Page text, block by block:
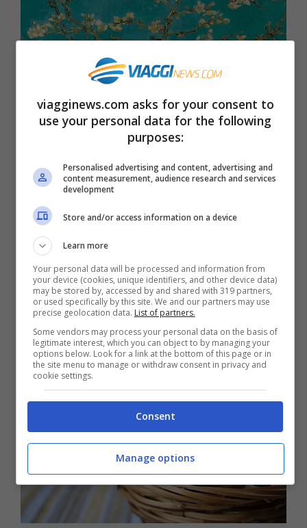
Arte | Van Gogh, Genio e
Sregolatezza a Roma
Genio e sregolatezza al Vittoriano di
Roma. Il famoso complesso museale
romano ospita da venerdì 8 ottobre
2010 ...
14 Ottobre 2010
viagginews.com asks for your consent to
use your personal data for the following
purposes:
Personalised advertising and content, advertising and
content measurement, audience research and services
development
Store and/or access information on a device
Learn more
Your personal data will be processed and information from
your device (cookies, unique identifiers, and other device data)
may be stored by, accessed by and shared with 319 partners,
or used specifically by this site. We and our partners may use
precise geolocation data. List of partners.
Some vendors may process your personal data on the basis of
legitimate interest, which you can object to by managing your
options below. Look for a link at the bottom of this page or in
the site menu to manage or withdraw consent in privacy and
cookie settings.
Consent
Manage options